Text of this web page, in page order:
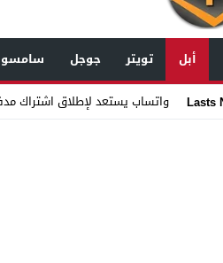
أبل تويتر جوجل
Lasts
واتساب يستعد لإطلاق اشتراك